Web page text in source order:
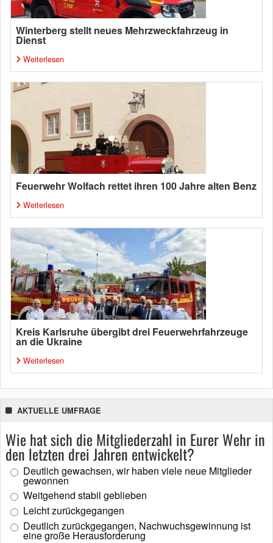
Winterberg stellt neues Mehrzweckfahrzeug in
Dienst
Weiterlesen
Feuerwehr Wolfach rettet ihren 100 Jahre alten Benz
Weiterlesen
Kreis Karlsruhe übergibt drei Feuerwehrfahrzeuge
an die Ukraine
Weiterlesen
AKTUELLE UMFRAGE
Wie hat sich die Mitgliederzahl in Eurer Wehr in
den letzten drei Jahren entwickelt?
Deutlich gewachsen, wir haben viele neue Mitglieder
gewonnen
Weitgehend stabil geblieben
Leicht zurückgegangen
Deutlich zurückgegangen, Nachwuchsgewinnung ist
eine große Herausforderung